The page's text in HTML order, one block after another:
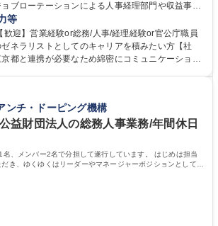
ブローテーションによる人事経理部門や収益事業
等幅広い部署での業務をお任せいたします。研修
ております！ ※下記業務詳細 【業務詳細】■
経理など当公社の運営に係る管理業務 ■収益部
管理運営、新宿駅西口広場の「イベントコーナ
の見学ツアー事業 ※入社後は上記いずれかの部門
会社の定める業務 募集職種 【都庁グル
◇残業月平均9時間未満／有給年平均16日取得
等
歓迎】営業経験or総務/人事/経理経験or官公庁職員
ネラリストとしてのキャリアを積みたい方【社
都と連携が必要なため綿密にコミュニケーション
を経験できます。 ■様々なプロジェクト：駐車場
場内に設置された照明を兼ねた広告「ブライトサ
うなど、事業収益を生み出す活動を積極的に行って
ンチ・ドーピング機構
益財団法人の総務人事業務/年間休日
、メンバー2名で分担して遂行しています。 はじめは担当
き、ゆくゆくはリーダーやマネージャーポジションとして活
ます。